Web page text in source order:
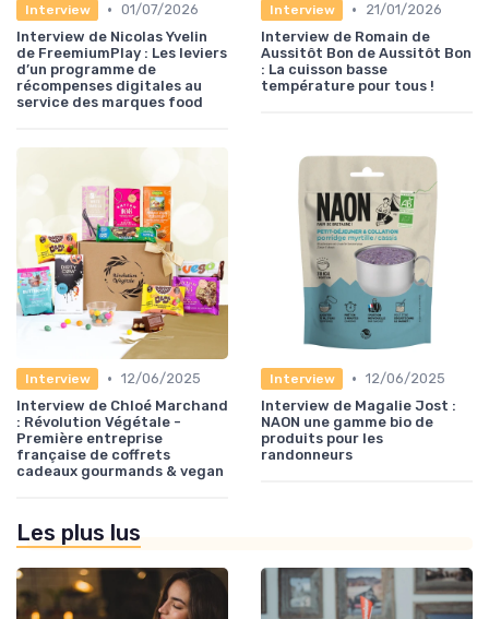
Interview • 01/07/2026
Interview de Nicolas Yvelin
de FreemiumPlay : Les leviers
d’un programme de
récompenses digitales au
service des marques food
Interview •
21/01/2026
Interview de Romain de
Aussitôt Bon de Aussitôt Bon
: La cuisson basse
température pour tous !
Interview • 12/06/2025
Interview de Chloé Marchand
: Révolution Végétale -
Première entreprise
française de coffrets
cadeaux gourmands & vegan
Interview • 12/06/2025
Interview de Magalie Jost :
NAON une gamme bio de
produits pour les
randonneurs
Les plus lus